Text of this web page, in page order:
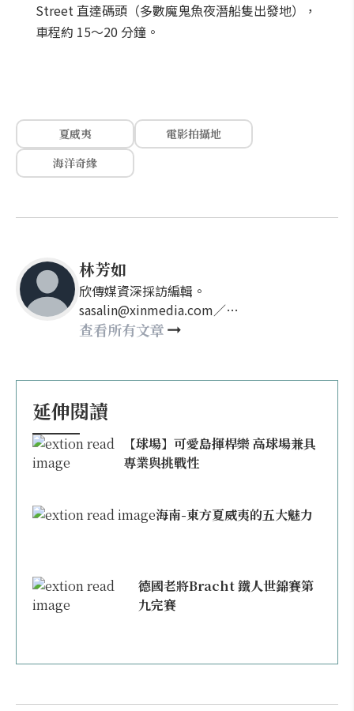
Street 直達碼頭（多數魔鬼魚夜潛船隻出發地），
車程約 15～20 分鐘。
夏威夷
電影拍攝地
海洋奇緣
林芳如
欣傳媒資深採訪編輯。
sasalin@xinmedia.com／
happy21917@gmail.com
查看所有文章
延伸閱讀
【球場】可愛島揮桿樂 高球場兼具
專業與挑戰性
海南-東方夏威夷的五大魅力
德國老將Bracht 鐵人世錦賽第
九完賽